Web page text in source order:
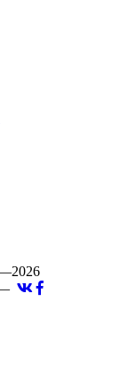
نحن في الشبكات